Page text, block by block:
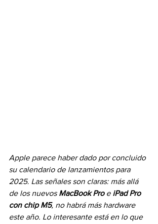
Apple parece haber dado por concluido
su calendario de lanzamientos para
2025. Las señales son claras: más allá
de los nuevos MacBook Pro e iPad Pro
con chip M5, no habrá más hardware
este año. Lo interesante está en lo que